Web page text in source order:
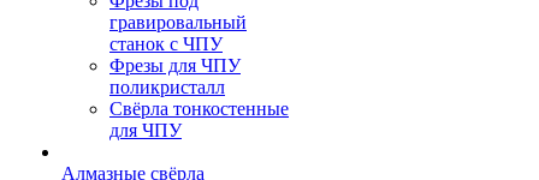
гравировальный
станок с ЧПУ
Фрезы для ЧПУ
поликристалл
Свёрла тонкостенные
для ЧПУ
Алмазные свёрла